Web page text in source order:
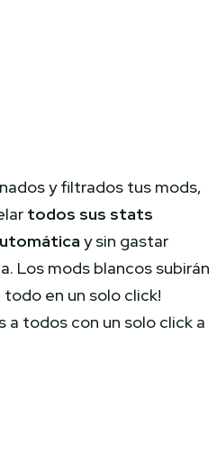
y filtrados tus mods,
todos sus stats
y sin gastar
Los mods blancos subirán
todo en un solo click!
a todos con un solo click a